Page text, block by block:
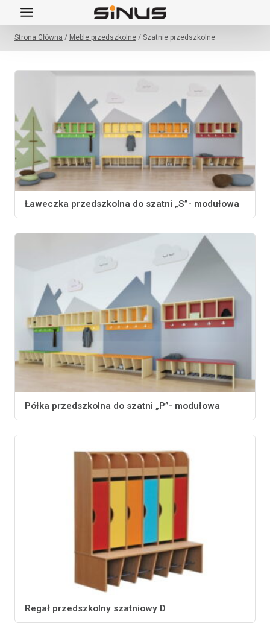
Przejdź
do
treściStrona Główna / Meble przedszkolne / Szatnie przedszkolne
Ławeczka przedszkolna do szatni „S”- modułowa
Półka przedszkolna do szatni „P”- modułowa
Regał przedszkolny szatniowy D